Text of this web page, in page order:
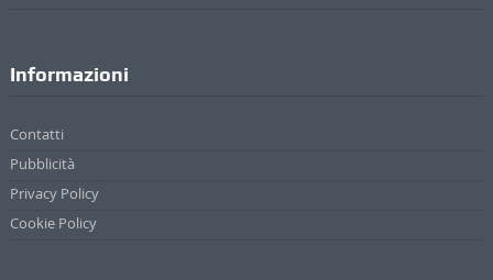
Informazioni
Contatti
Pubblicità
Privacy Policy
Cookie Policy